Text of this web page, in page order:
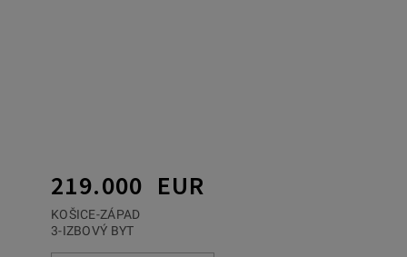
219.000 EUR
KOŠICE-ZÁPAD
3-IZBOVÝ BYT